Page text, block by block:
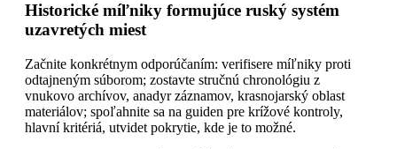
Historické míľniky formujúce ruský systém
uzavretých miest
Začnite konkrétnym odporúčaním: verifisere míľniky proti
odtajneným súborom; zostavte stručnú chronológiu z
vnukovo archívov, anadyr záznamov, krasnojarský oblast
materiálov; spoľahnite sa na guiden pre krížové kontroly,
hlavní kritériá, utvidet pokrytie, kde je to možné.